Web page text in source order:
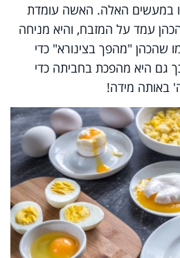
במעשים האלה. האשה עומדת
עמד על המזבח, והיא מניחה
שהכהן "מהפך בצינורא" כדי
גם היא מהפכת בחביתה כדי
ה' באותה מידה!